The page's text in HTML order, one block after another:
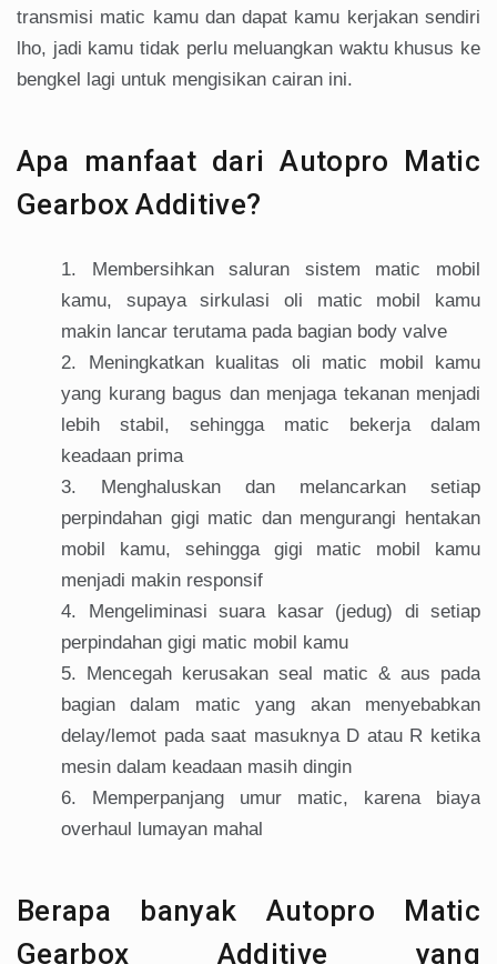
transmisi matic kamu dan dapat kamu kerjakan sendiri
lho, jadi kamu tidak perlu meluangkan waktu khusus ke
bengkel lagi untuk mengisikan cairan ini.
Apa manfaat dari Autopro Matic
Gearbox Additive?
Membersihkan saluran sistem matic mobil
kamu, supaya sirkulasi oli matic mobil kamu
makin lancar terutama pada bagian body valve
Meningkatkan kualitas oli matic mobil kamu
yang kurang bagus dan menjaga tekanan menjadi
lebih stabil, sehingga matic bekerja dalam
keadaan prima
Menghaluskan dan melancarkan setiap
perpindahan gigi matic dan mengurangi hentakan
mobil kamu, sehingga gigi matic mobil kamu
menjadi makin responsif
Mengeliminasi suara kasar (jedug) di setiap
perpindahan gigi matic mobil kamu
Mencegah kerusakan seal matic & aus pada
bagian dalam matic yang akan menyebabkan
delay/lemot pada saat masuknya D atau R ketika
mesin dalam keadaan masih dingin
Memperpanjang umur matic, karena biaya
overhaul lumayan mahal
Berapa banyak Autopro Matic
Gearbox Additive yang